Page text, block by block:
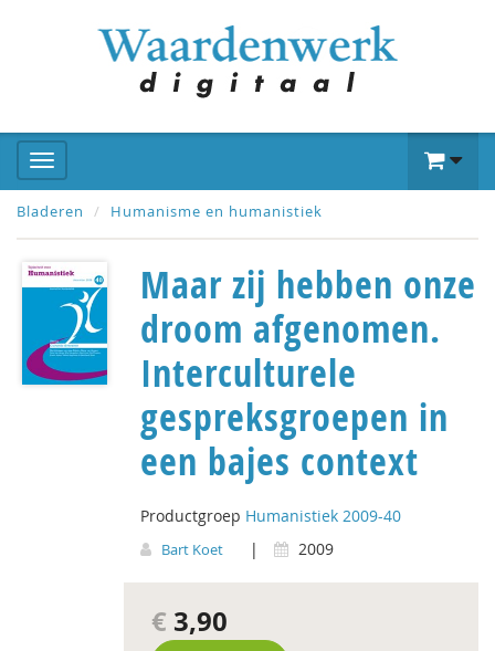
Bladeren Humanisme en humanistiek
Maar zij hebben onze
droom afgenomen.
Interculturele
gespreksgroepen in
een bajes context
Productgroep Humanistiek 2009-40
Bart Koet | 2009
€ 3,90